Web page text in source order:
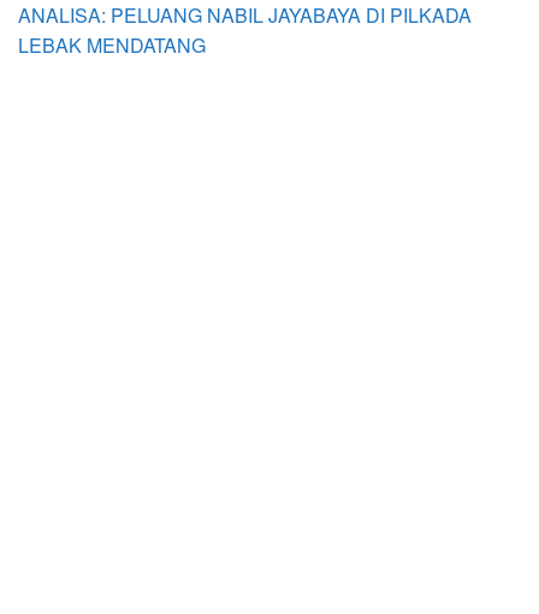
ANALISA: PELUANG NABIL JAYABAYA DI PILKADA
LEBAK MENDATANG